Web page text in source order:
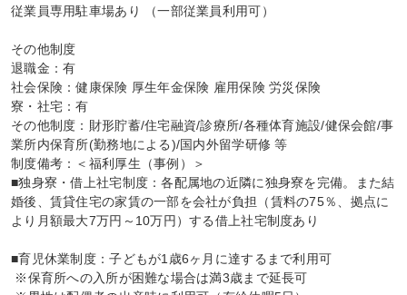
従業員専用駐車場あり （一部従業員利用可）
その他制度
退職金：有
社会保険：健康保険 厚生年金保険 雇用保険 労災保険
寮・社宅：有
その他制度：財形貯蓄/住宅融資/診療所/各種体育施設/健保会館/事
業所内保育所(勤務地による)/国内外留学研修 等
制度備考：＜福利厚生（事例）＞
■独身寮・借上社宅制度：各配属地の近隣に独身寮を完備。また結
婚後、賃貸住宅の家賃の一部を会社が負担（賃料の75％、拠点に
より月額最大7万円～10万円）する借上社宅制度あり
■育児休業制度：子どもが1歳6ヶ月に達するまで利用可